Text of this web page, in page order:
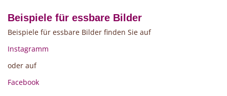
Beispiele für essbare Bilder
Beispiele für essbare Bilder finden Sie auf
Instagramm
oder auf
Facebook